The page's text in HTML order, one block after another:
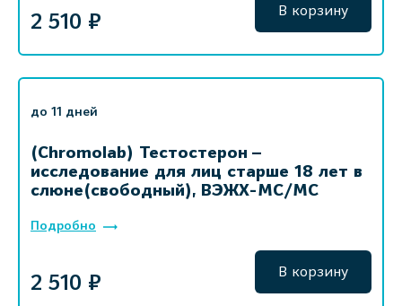
2 510 ₽ В корзину
до 11 дней
(Chromolab) Тестостерон –
исследование для лиц старше 18 лет в
слюне(свободный), ВЭЖХ-МС/МС
Подробно
2 510 ₽ В корзину